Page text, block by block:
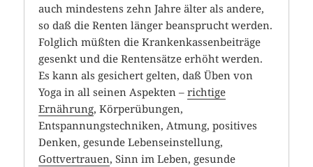
auch mindestens zehn Jahre älter als andere,
so daß die Renten länger beansprucht werden.
Folglich müßten die Krankenkassenbeiträge
gesenkt und die Rentensätze erhöht werden.
Es kann als gesichert gelten, daß Üben von
Yoga in all seinen Aspekten –richtige
Ernährung, Körperübungen,
Entspannungstechniken, Atmung, positives
Denken, gesunde Lebenseinstellung,
Gottvertrauen, Sinn im Leben, gesunde